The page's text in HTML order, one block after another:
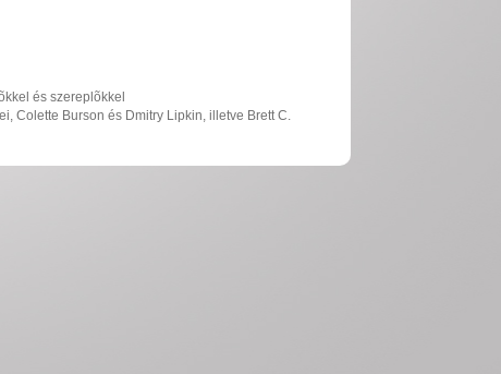
és szereplõkkel
Colette Burson és Dmitry Lipkin, illetve Brett C.